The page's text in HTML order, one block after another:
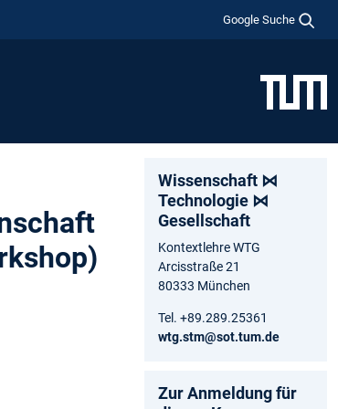
Google Suche
Wissenschaft ⋈
Technologie ⋈
Gesellschaft
Kontextlehre WTG
Arcisstraße 21
80333 München
Tel. +89.289.25361
wtg.stm@sot.tum.de
Zur Anmeldung für